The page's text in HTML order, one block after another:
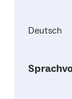
Deutsch